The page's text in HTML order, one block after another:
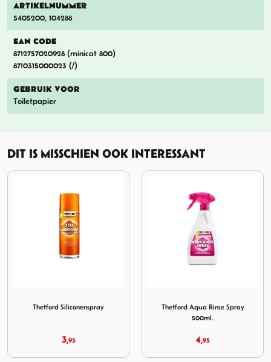
ARTIKELNUMMER
5405200, 104288
EAN CODE
8712757020928 (minicat 800)
8710315000023 (/)
GEBRUIK VOOR
Toiletpapier
DIT IS MISSCHIEN OOK INTERESSANT
Thetford Aqua Rinse Spray
4,95
Thetford Aqua Kem Blue
Concentrated Lavender 0.75L
12,95